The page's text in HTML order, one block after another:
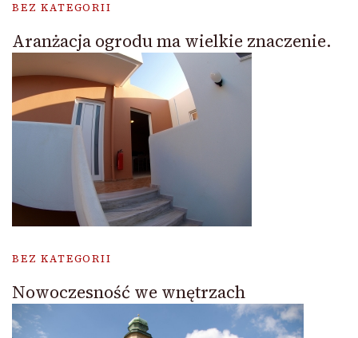
BEZ KATEGORII
Aranżacja ogrodu ma wielkie znaczenie.
BEZ KATEGORII
Nowoczesność we wnętrzach